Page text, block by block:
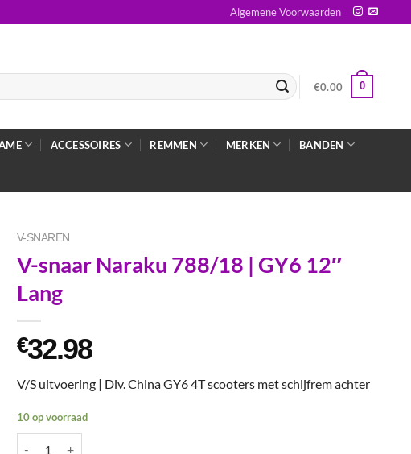
Algemene Voorwaarden
€0.00 0
ACCESSOIRES REMMEN MERKEN BANDEN
V-SNAREN
V-snaar Naraku 788/18 | GY6 12″
Lang
€32.98
V/S uitvoering | Div. China GY6 4T scooters met schijfrem achter
10 op voorraad